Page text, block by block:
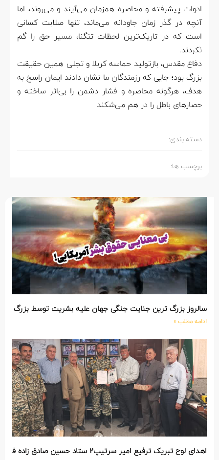
ادوات ‌پیشرفته و محاصره همزمان می‌آیند و می‌روند، اما
آنچه در گذر زمان جاودانه می‌ماند، تنها صلابت کسانی
است که در تاریک‌ترین لحظات تنگنا، مسیر حق را گم
نکردند.
دفاع مقدس، بازتولید حماسه‌ کربلا و تجلی همین حقیقت
بزرگ بود؛ جایی که رزمندگان ما نشان دادند ایمان راسخ به
هدف، هرگونه محاصره و فشار دشمن را بی‌اثر ساخته و
حصارهای باطل را در هم می‌شکند
دسته بندی:
برچسب ها:
سالروز بزرگ ترین جنایت جنگی جهان علیه بشریت توسط بزرگ
ادامه مطلب »
اهدای لوح تبریک ترفیع امیر سرتیپ۲ ستاد حسین صادق زاده فرمانده تیپ ۲۵ واکنش سریع شهید آبگون نزاجا مستقر در تبریز